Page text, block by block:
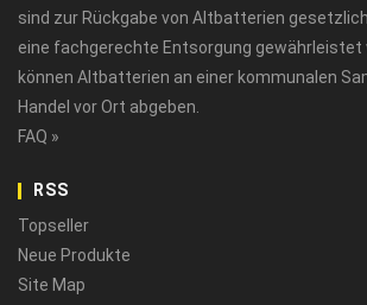
sind zur Rückgabe von Altbatterien
eine fachgerechte Entsorgung gewährleistet
können Altbatterien an einer kommunalen
Handel vor Ort abgeben.
FAQ »
RSS
Topseller
Neue Produkte
Site Map